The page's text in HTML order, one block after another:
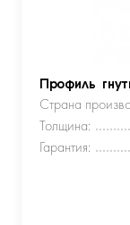
Профиль
Страна
Толщина:
Гарантия: